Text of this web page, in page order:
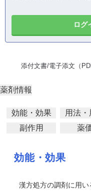
ログ
添付文書/電子添文（
薬剤情報
効能・効果 用法・
副作用
薬
効能・効果
漢方処方の調剤に用い